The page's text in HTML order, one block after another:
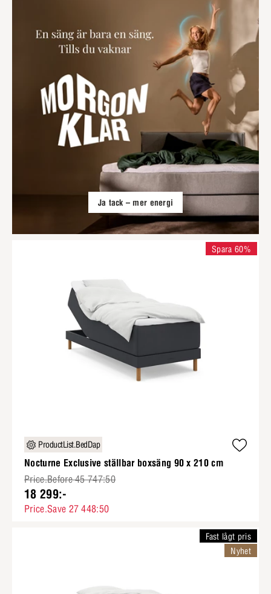
Ja tack – mer energi
ProductList.BedDap
Nocturne Exclusive ställbar boxsäng 90 x 210 cm
Price.Before 45 747:50
18 299:-
Price.Save 27 448:50
Spara 60%
Fast lågt pris
Nyhet